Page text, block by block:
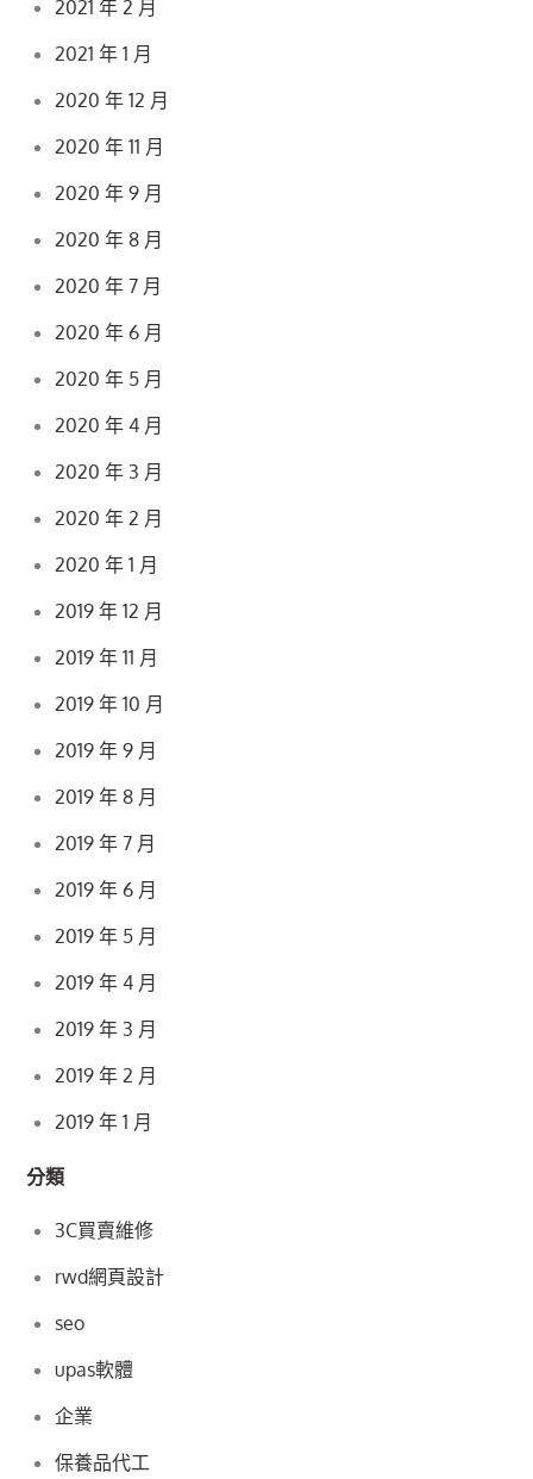
2021 年 2 月
2021 年 1 月
2020 年 12 月
2020 年 11 月
2020 年 9 月
2020 年 8 月
2020 年 7 月
2020 年 6 月
2020 年 5 月
2020 年 4 月
2020 年 3 月
2020 年 2 月
2020 年 1 月
2019 年 12 月
2019 年 11 月
2019 年 10 月
2019 年 9 月
2019 年 8 月
2019 年 7 月
2019 年 6 月
2019 年 5 月
2019 年 4 月
2019 年 3 月
2019 年 2 月
2019 年 1 月
分類
3C買賣維修
rwd網頁設計
seo
upas軟體
企業
保養品代工